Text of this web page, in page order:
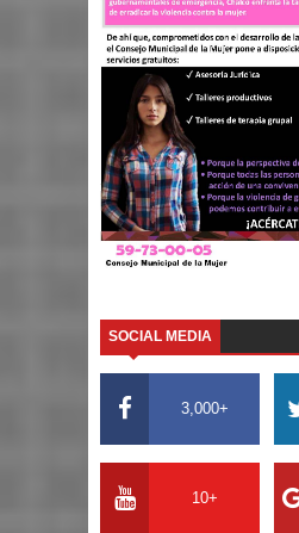
SOCIAL MEDIA
3,000+
10+